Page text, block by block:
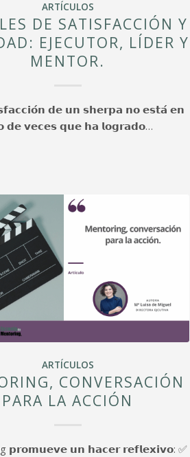
ARTÍCULOS
DE SATISFACCIÓN Y
EJECUTOR, LÍDER Y
MENTOR.
𝗱𝗲 𝘂𝗻 𝘀𝗵𝗲𝗿𝗽𝗮 𝗻𝗼 𝗲𝘀𝘁𝗮́ 𝗲𝗻
𝗱𝗲 𝘃𝗲𝗰𝗲𝘀 𝗾𝘂𝗲 𝗵𝗮 𝗹𝗼𝗴𝗿𝗮𝗱𝗼…
ARTÍCULOS
CONVERSACIÓN
PARA LA ACCIÓN
𝗽𝗿𝗼𝗺𝘂𝗲𝘃𝗲 𝘂𝗻 𝗵𝗮𝗰𝗲𝗿 𝗿𝗲𝗳𝗹𝗲𝘅𝗶𝘃𝗼: ✅